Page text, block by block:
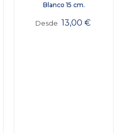
Blanco 15 cm.
Desde 13,00 €